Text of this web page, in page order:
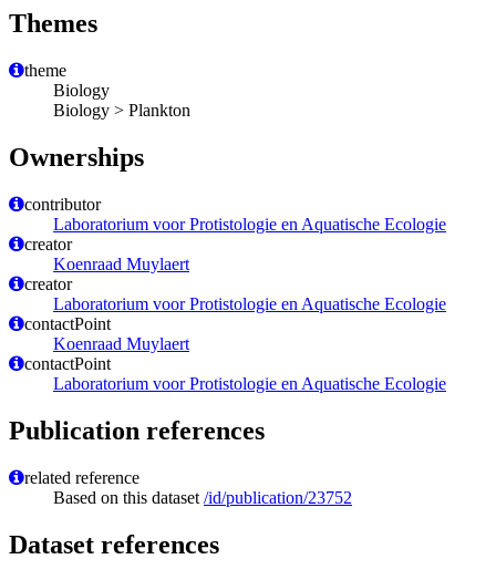
Themes
theme
Biology
Biology > Plankton
Ownerships
contributor
Laboratorium voor Protistologie en Aquatische Ecologie
creator
Koenraad Muylaert
creator
Laboratorium voor Protistologie en Aquatische Ecologie
contactPoint
Koenraad Muylaert
contactPoint
Laboratorium voor Protistologie en Aquatische Ecologie
Publication references
related reference
Based on this dataset /id/publication/23752
Dataset references